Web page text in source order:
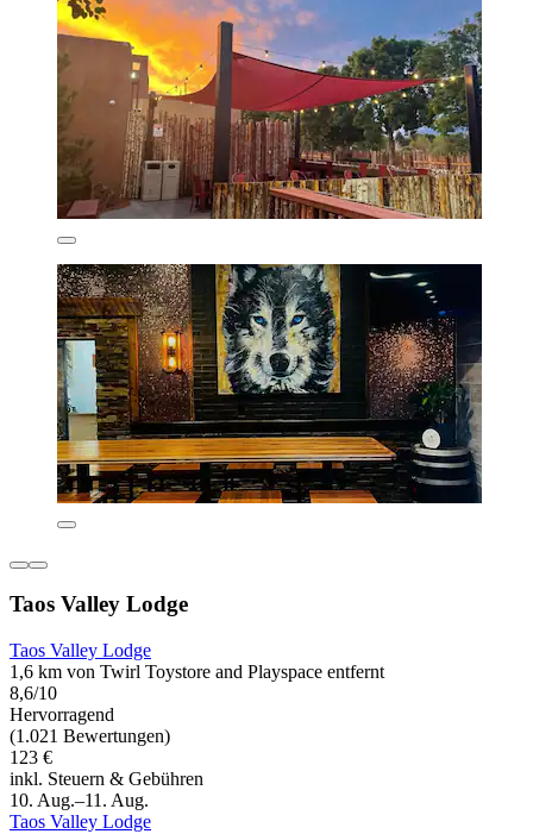
Taos Valley Lodge
Taos Valley Lodge
1,6 km von Twirl Toystore and Playspace entfernt
8,6/10
Hervorragend
(1.021 Bewertungen)
123 €
inkl. Steuern & Gebühren
10. Aug.–11. Aug.
Taos Valley Lodge